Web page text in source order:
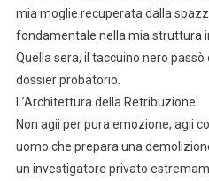
mia moglie recuperata dalla
fondamentale nella mia struttura
Quella sera, il taccuino nero
dossier probatorio.
L’Architettura della Retribuzione
Non agii per pura emozione; agii
uomo che prepara una
un investigatore privato